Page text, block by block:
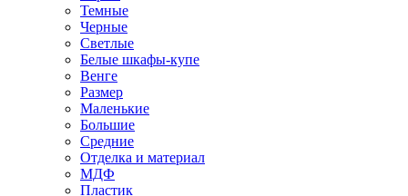
Темные
Черные
Светлые
Белые шкафы-купе
Венге
Размер
Маленькие
Большие
Средние
Отделка и материал
МДФ
Пластик